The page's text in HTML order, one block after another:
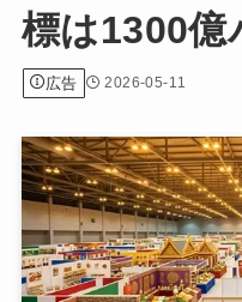
標は1300億
広告 2026-05-11